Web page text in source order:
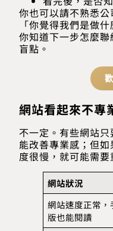
你也可以請不熟悉公
「你覺得我們是做
你知道下一步怎麼
盲點。
網站看起來不專
不一定。有些網站
能改善專業感；但
度很慢，就可能需要
網站狀況
網站速度正常，
版也能閱讀